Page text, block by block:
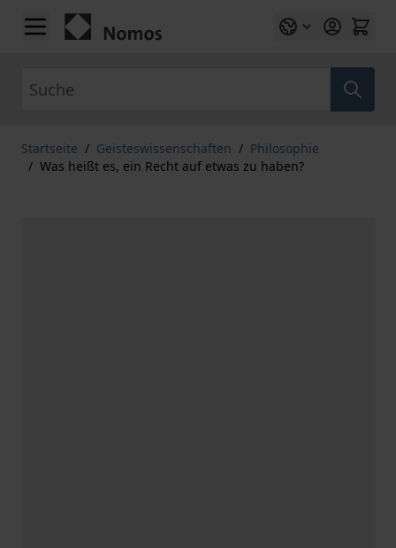
Zum Inhalt springen
Startseite / Geisteswissenschaften / Philosophie
/ Was heißt es, ein Recht auf etwas zu haben?